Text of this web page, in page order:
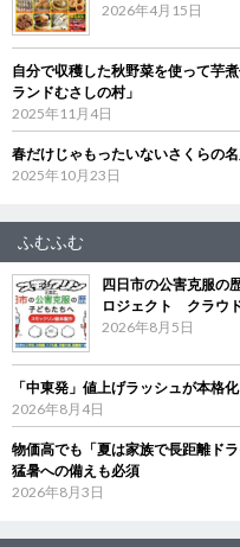
2026年4月15日
自分で収穫した秋野菜を使って芋
ランドむさしの村」
2025年11月4日
春だけじゃもったいないさくらの
2025年10月23日
ふむふむ
四日市の公害克服の
ロジェクト クラウ
2026年8月5日
「中東発」値上げラッシュが本
2026年8月4日
物価高でも「夏は家族で長距離ド
猛暑への備えも必須
2026年8月3日